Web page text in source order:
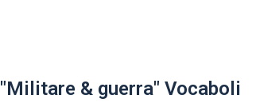
"Militare & guerra" Vocaboli